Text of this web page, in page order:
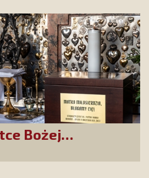
Bożej
wotum